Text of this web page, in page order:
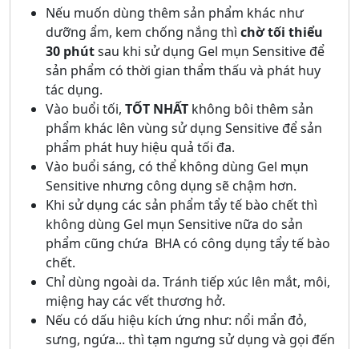
Nếu muốn dùng thêm sản phẩm khác như
dưỡng ẩm, kem chống nắng thì chờ tối thiểu
30 phútsau khi sử dụng Gel mụn Sensitive để
sản phẩm có thời gian thẩm thấu và phát huy
tác dụng.
Vào buổi tối, TỐT NHẤT không bôi thêm sản
phẩm khác lên vùng sử dụng Sensitive để sản
phẩm phát huy hiệu quả tối đa.
Vào buổi sáng, có thể không dùng Gel mụn
Sensitive nhưng công dụng sẽ chậm hơn.
Khi sử dụng các sản phẩm tẩy tế bào chết thì
không dùng Gel mụn Sensitive nữa do sản
phẩm cũng chứa BHA có công dụng tẩy tế bào
chết.
Chỉ dùng ngoài da. Tránh tiếp xúc lên mắt, môi,
miệng hay các vết thương hở.
Nếu có dấu hiệu kích ứng như: nổi mẩn đỏ,
sưng, ngứa... thì tạm ngưng sử dụng và gọi đến